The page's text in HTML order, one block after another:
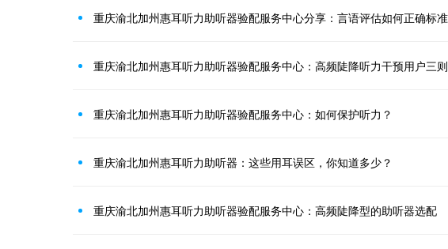
重庆渝北加州惠耳听力助听器验配服务中心：高频陡降听力干预用户三则
重庆渝北加州惠耳听力助听器验配服务中心：如何保护听力？
重庆渝北加州惠耳听力助听器：这些用耳误区，你知道多少？
重庆渝北加州惠耳听力助听器验配服务中心：高频陡降型的助听器选配